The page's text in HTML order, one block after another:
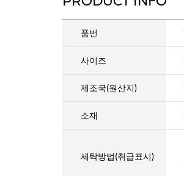
품번
사이즈
제조국(원산지)
소재
세탁방법(취급표시)